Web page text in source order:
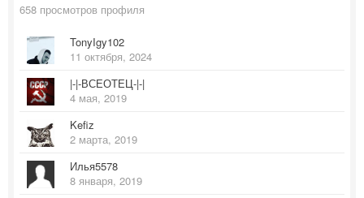
658 просмотров профиля
TonyIgy102
11 октября, 2024
|-|-ВСЕОТЕЦ-|-|
4 мая, 2019
Kefiz
2 марта, 2019
Илья5578
8 января, 2019